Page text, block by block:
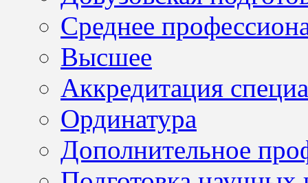
Среднее
Высшее
Аккредитация
Ординатура
Дополнительное